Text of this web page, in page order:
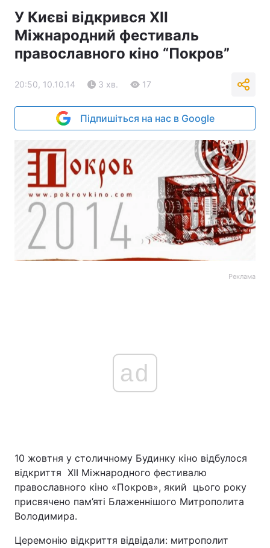
У Києві відкрився XII
Міжнародний фестиваль
православного кіно “Покров”
20:50, 10.10.14 3 хв. 17
Підпишіться на нас в Google
Реклама
ad
10 жовтня у столичному Будинку кіно відбулося
відкриття XII Міжнародного фестивалю
православного кіно «Покров», який цього року
присвячено пам’яті Блаженнішого Митрополита
Володимира.
Церемонію відкриття відвідали: митрополит